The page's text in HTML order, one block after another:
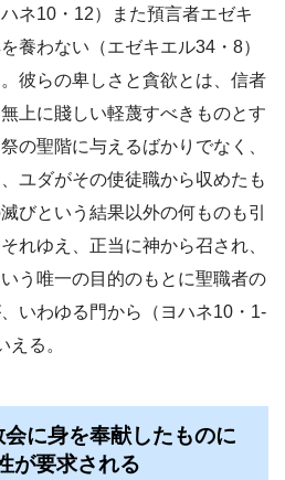
ネ10・12）また預言者エゼキ
養わない（エゼキエル34・8）
彼らの卑しさと貪欲とは、信者
上に賤しい軽蔑すべきものとす
の聖階に与えるばかりでなく、
ユダがその使徒職から収めたも
びという結果以外の何ものも引
れゆえ、正当に神から召され、
う唯一の目的のもとに聖職者の
いわゆる門から（ヨハネ10・1-
る。
に身を奉献したものに
が要求される